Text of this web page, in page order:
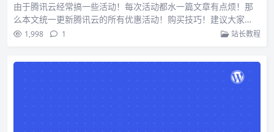
由于腾讯云经常搞一些活动！每次活动都水一篇文章有点烦！那
么本文统一更新腾讯云的所有优惠活动！购买技巧！建议大家…
1,998 1 站长教程